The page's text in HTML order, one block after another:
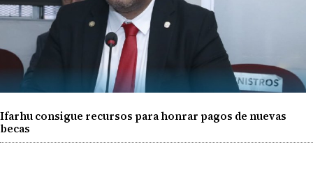
Ifarhu consigue recursos para honrar pagos de nuevas
becas